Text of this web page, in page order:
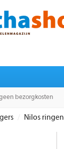
bezorgkosten
Nilos ringen